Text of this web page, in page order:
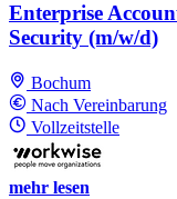
Enterprise
Security (m/w/d)
Bochum
Nach Vereinbarung
Vollzeitstelle
mehr lesen